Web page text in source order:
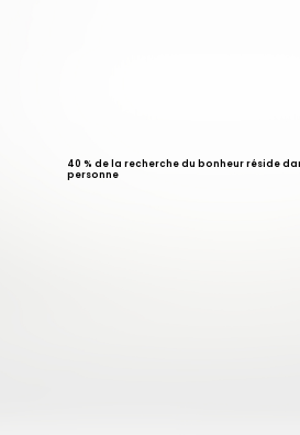
40 % de la recherche du bonheur réside
personne